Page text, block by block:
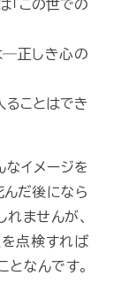
この世での
―正しき心の
ことはでき
なイメージを
んだ後になら
ませんが、
点検すれば
なんです。